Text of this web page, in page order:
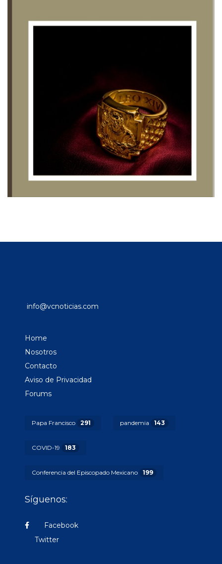
info@vcnoticias.com
Home
Nosotros
Contacto
Aviso de Privacidad
Forums
Papa Francisco 291 pandemia 143
COVID-19 183
Conferencia del Episcopado Mexicano 199
Síguenos:
Facebook
Twitter